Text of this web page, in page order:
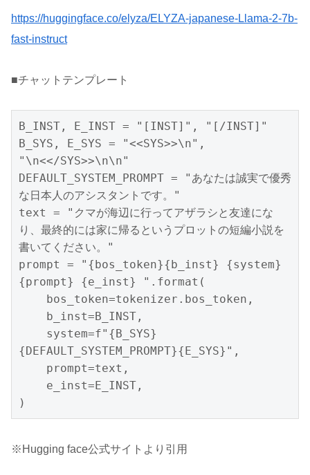
https://huggingface.co/elyza/ELYZA-japanese-Llama-2-7b-
fast-instruct
■チャットテンプレート
B_INST, E_INST = "[INST]", "[/INST]"
B_SYS, E_SYS = "<<SYS>>\n",
"\n<</SYS>>\n\n"
DEFAULT_SYSTEM_PROMPT = "あなたは誠実で優秀
な日本人のアシスタントです。"
text = "クマが海辺に行ってアザラシと友達にな
り、最終的には家に帰るというプロットの短編小説を
書いてください。"
prompt = "{bos_token}{b_inst} {system}
{prompt} {e_inst} ".format(
{DEFAULT_SYSTEM_PROMPT}{E_SYS}",
)
※Hugging face公式サイトより引用